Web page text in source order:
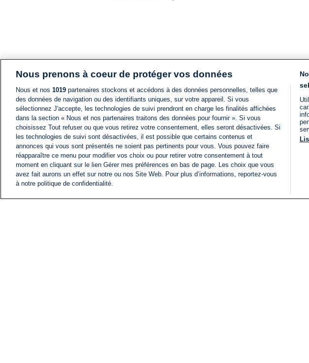
Nous prenons à coeur de protéger vos données
Nous et nos 1019 partenaires stockons et accédons à des données personnelles, telles que
des données de navigation ou des identifiants uniques, sur votre appareil. Si vous
sélectionnez J'accepte, les technologies de suivi prendront en charge les finalités affichées
dans la section « Nous et nos partenaires traitons des données pour fournir ». Si vous
choisissez Tout refuser ou que vous retirez votre consentement, elles seront désactivées. Si
les technologies de suivi sont désactivées, il est possible que certains contenus et
annonces qui vous sont présentés ne soient pas pertinents pour vous. Vous pouvez faire
réapparaître ce menu pour modifier vos choix ou pour retirer votre consentement à tout
moment en cliquant sur le lien Gérer mes préférences en bas de page. Les choix que vous
avez fait aurons un effet sur notre ou nos Site Web. Pour plus d’informations, reportez-vous
à notre politique de confidentialité.